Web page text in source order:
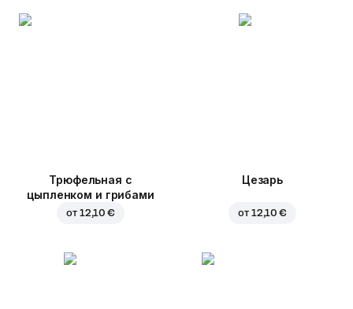
Трюфельная с
цыпленком и грибами
от 12,10 €
Цезарь
от 12,10 €